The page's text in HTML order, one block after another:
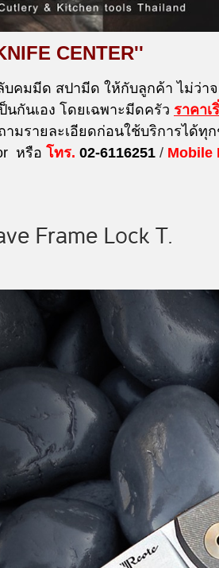
CENTER''
บคมมีด สปามีด ให้กับลูกค้า ไม่ว่
นกันเอง โดยเฉพาะมีดครัว ราคาเ
มรายละเอียดก่อนใช้บริการได้ทุ
หรือ โทร. 02-6116251 / Mobile
Frame Lock T.